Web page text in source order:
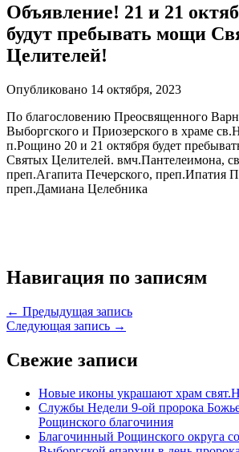
Объявление! 21 и 21
будут пребывать мощи
Целителей!
Опубликовано 14 октября, 2023
По благословению Преосвященного
Выборгского и Приозерского в храме
п.Рощино 20 и 21 октября будет
Святых Целителей. вмч.Пантелеимона,
преп.Агапита Печерского, преп.Ипатия
преп.Дамиана Целебника
Навигация по записям
← Предыдущая запись
Следующая запись →
Свежие записи
Новые иконы украшают храм
Службы Недели 9-ой пророка
Рощинского благочиния
Благочинный Рощинского округа